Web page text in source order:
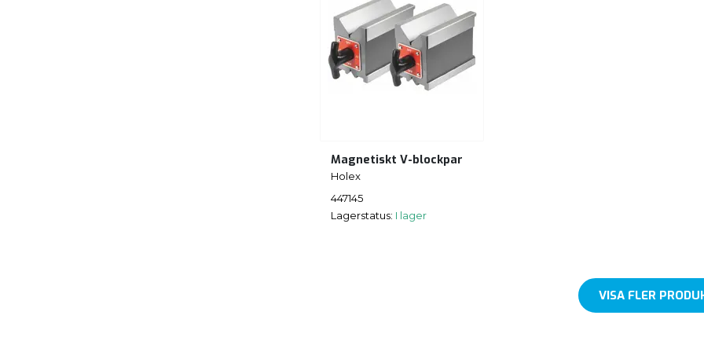
Magnetiskt V-blockpar
Holex
447145
Lagerstatus: I lager
VISA FLER